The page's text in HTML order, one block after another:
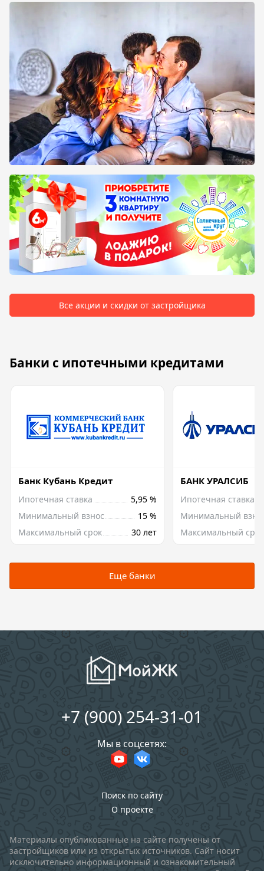
Все акции и скидки от застройщика
Банки с ипотечными кредитами
Банк Кубань Кредит
Ипотечная ставка
5,95 %
Минимальный взнос
15 %
Максимальный срок
30 лет
БАНК УРАЛСИБ
Ипотечная ставка
Минимальный
Максимальный срок
Еще банки
+7 (900) 254-31-01
Мы в соцсетях:
Поиск по сайту
О проекте